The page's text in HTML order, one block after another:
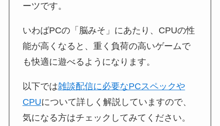
ーツです。
いわばPCの「脳みそ」にあたり、CPUの性
能が高くなると、重く負荷の高いゲームで
も快適に遊べるようになります。
以下では雑談配信に必要なPCスペックや
CPUについて詳しく解説していますので、
気になる方はチェックしてみてください。